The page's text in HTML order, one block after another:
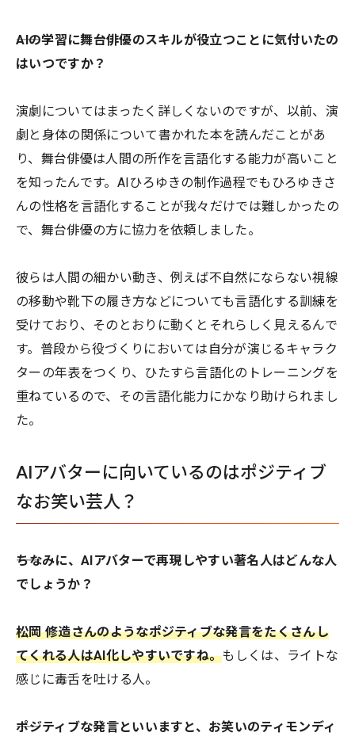
――AIの学習に舞台俳優のスキルが役立つことに気付いたの
はいつですか？
演劇についてはまったく詳しくないのですが、以前、演
劇と身体の関係について書かれた本を読んだことがあ
り、舞台俳優は人間の所作を言語化する能力が高いこと
を知ったんです。AIひろゆきの制作過程でもひろゆきさ
んの性格を言語化することが我々だけでは難しかったの
で、舞台俳優の方に協力を依頼しました。
彼らは人間の細かい動き、例えば不自然にならない視線
の移動や靴下の履き方などについても言語化する訓練を
受けており、そのとおりに動くとそれらしく見えるんで
す。普段から役づくりにおいては自分が演じるキャラク
ターの年表をつくり、ひたすら言語化のトレーニングを
重ねているので、その言語化能力にかなり助けられまし
た。
AIアバターに向いているのはポジティブ
なお笑い芸人？
――ちなみに、AIアバターで再現しやすい著名人はどんな人
でしょうか？
松岡 修造さんのようなポジティブな発言をたくさんし
てくれる人はAI化しやすいですね。もしくは、ライトな
感じに毒舌を吐ける人。
――ポジティブな発言といいますと、お笑いのティモンディ